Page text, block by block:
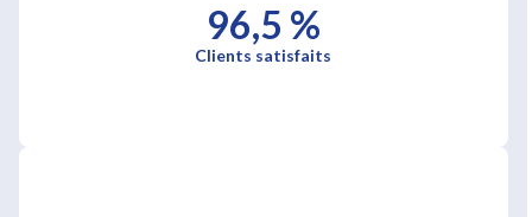
96,5 %
Clients satisfaits